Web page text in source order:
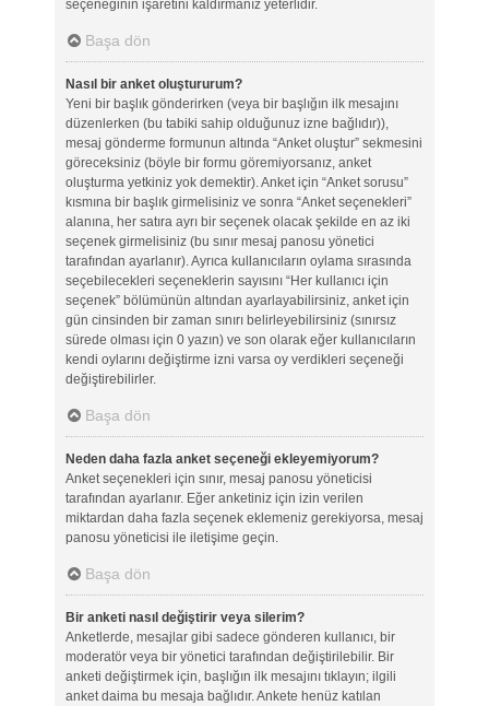
seçeneğinin işaretini kaldırmanız yeterlidir.
Başa dön
Nasıl bir anket oluştururum?
Yeni bir başlık gönderirken (veya bir başlığın ilk mesajını
düzenlerken (bu tabiki sahip olduğunuz izne bağlıdır)),
mesaj gönderme formunun altında “Anket oluştur” sekmesini
göreceksiniz (böyle bir formu göremiyorsanız, anket
oluşturma yetkiniz yok demektir). Anket için “Anket sorusu”
kısmına bir başlık girmelisiniz ve sonra “Anket seçenekleri”
alanına, her satıra ayrı bir seçenek olacak şekilde en az iki
seçenek girmelisiniz (bu sınır mesaj panosu yönetici
tarafından ayarlanır). Ayrıca kullanıcıların oylama sırasında
seçebilecekleri seçeneklerin sayısını “Her kullanıcı için
seçenek” bölümünün altından ayarlayabilirsiniz, anket için
gün cinsinden bir zaman sınırı belirleyebilirsiniz (sınırsız
sürede olması için 0 yazın) ve son olarak eğer kullanıcıların
kendi oylarını değiştirme izni varsa oy verdikleri seçeneği
değiştirebilirler.
Başa dön
Neden daha fazla anket seçeneği ekleyemiyorum?
Anket seçenekleri için sınır, mesaj panosu yöneticisi
tarafından ayarlanır. Eğer anketiniz için izin verilen
miktardan daha fazla seçenek eklemeniz gerekiyorsa, mesaj
panosu yöneticisi ile iletişime geçin.
Başa dön
Bir anketi nasıl değiştirir veya silerim?
Anketlerde, mesajlar gibi sadece gönderen kullanıcı, bir
moderatör veya bir yönetici tarafından değiştirilebilir. Bir
anketi değiştirmek için, başlığın ilk mesajını tıklayın; ilgili
anket daima bu mesaja bağlıdır. Ankete henüz katılan